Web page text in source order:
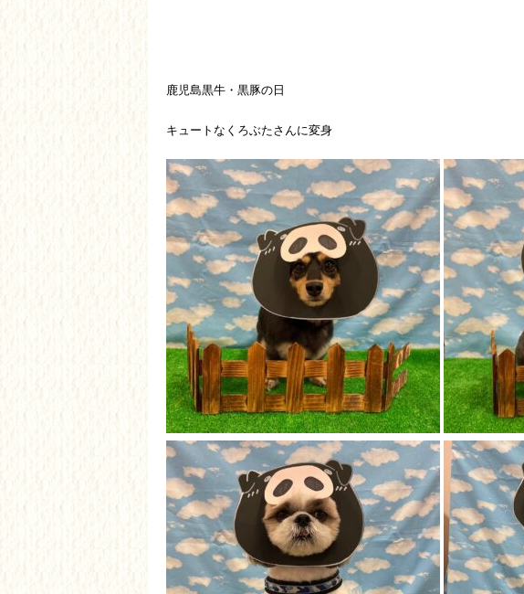
鹿児島黒牛・黒豚の日
キュートなくろぶたさんに変身